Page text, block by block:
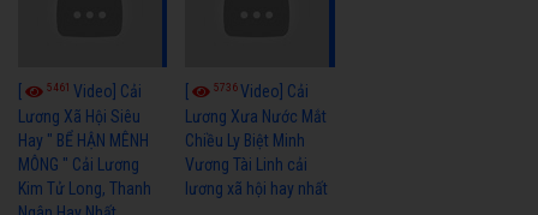
5461 Video] Cải
Lương Xã Hội Siêu
Hay " BỂ HẬN MÊNH
MÔNG " Cải Lương
Kim Tử Long, Thanh
5736Video] Cải
Lương Xưa Nước Mắt
Chiều Ly Biệt Minh
Vương Tài Linh cải
lương xã hội hay nhất